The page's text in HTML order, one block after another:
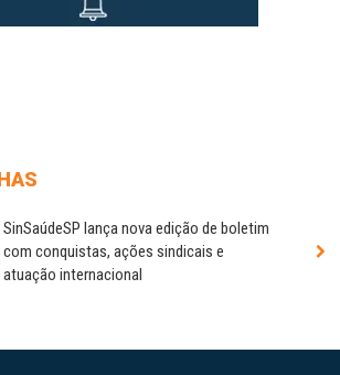
SinSaúdeSP lança nova edição de boletim
com conquistas, ações sindicais e
atuação internacional